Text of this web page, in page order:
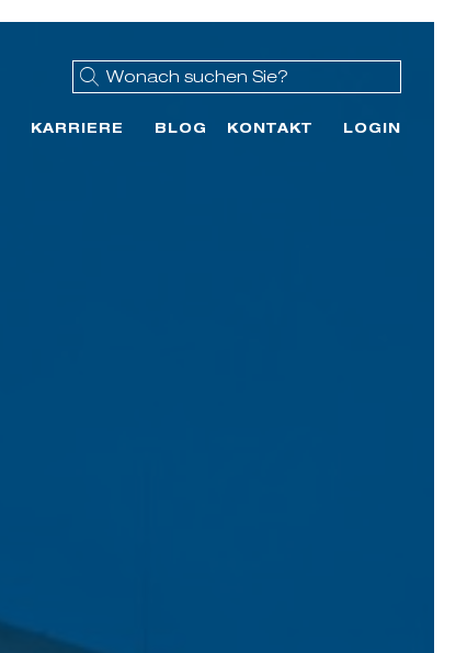
KARRIERE BLOG KONTAKT LOGIN